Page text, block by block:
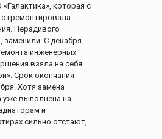
которая с
Нерадивого
заменили. С декабря
инженерных
взяла на себя
Срок окончания
Хотя замена
уже выполнена на
и
сильно отстают,